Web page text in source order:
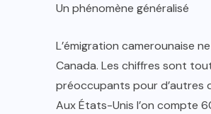
Un phénomène généralisé
L’émigration camerounaise
Canada. Les chiffres sont
préoccupants pour d’autres
Aux États-Unis l’on compte